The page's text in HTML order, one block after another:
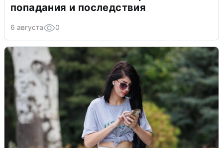
попадания и последствия
6 августа 0